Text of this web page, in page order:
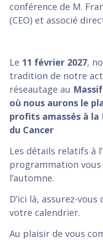
conférence de M.
(CEO) et associé
Le 11 février 2027,
tradition de notre
réseautage au
où nous aurons le
profits amassés à la
du Cancer
Les détails relatifs à
programmation
l’automne.
D’ici là, assurez-
votre calendrier.
Au plaisir de vous